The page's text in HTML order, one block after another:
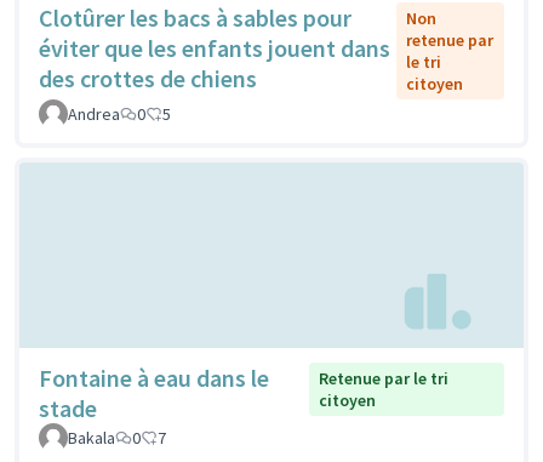
Clotûrer les bacs à sables pour
éviter que les enfants jouent dans
des crottes de chiens
Non
retenue par
le tri
citoyen
Andrea
0 5
Fontaine à eau dans le
stade
Retenue par le tri
citoyen
Bakala
0 7